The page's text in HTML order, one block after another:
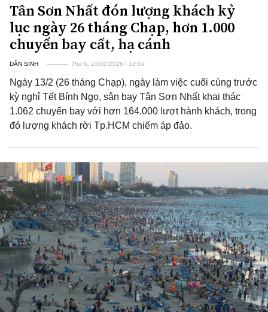
Tân Sơn Nhất đón lượng khách kỷ
lục ngày 26 tháng Chạp, hơn 1.000
chuyến bay cất, hạ cánh
DÂN SINH Thứ 6, 13/02/2026 | 18:09
Ngày 13/2 (26 tháng Chạp), ngày làm việc cuối cùng trước
kỳ nghỉ Tết Bính Ngọ, sân bay Tân Sơn Nhất khai thác
1.062 chuyến bay với hơn 164.000 lượt hành khách, trong
đó lượng khách rời Tp.HCM chiếm áp đảo.